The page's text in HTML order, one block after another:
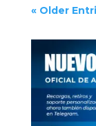
« Older